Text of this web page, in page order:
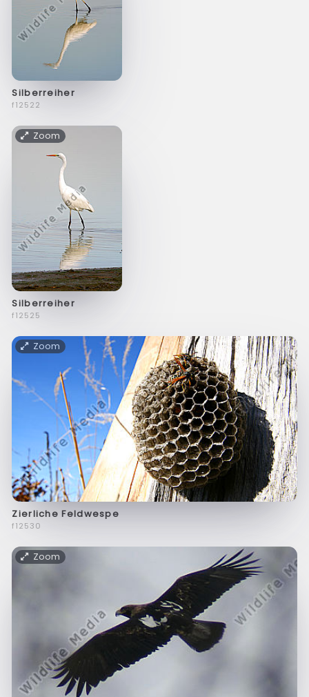
Silberreiher
f12522
Zoom
Silberreiher
f12525
Zoom
Zierliche Feldwespe
f12530
Zoom